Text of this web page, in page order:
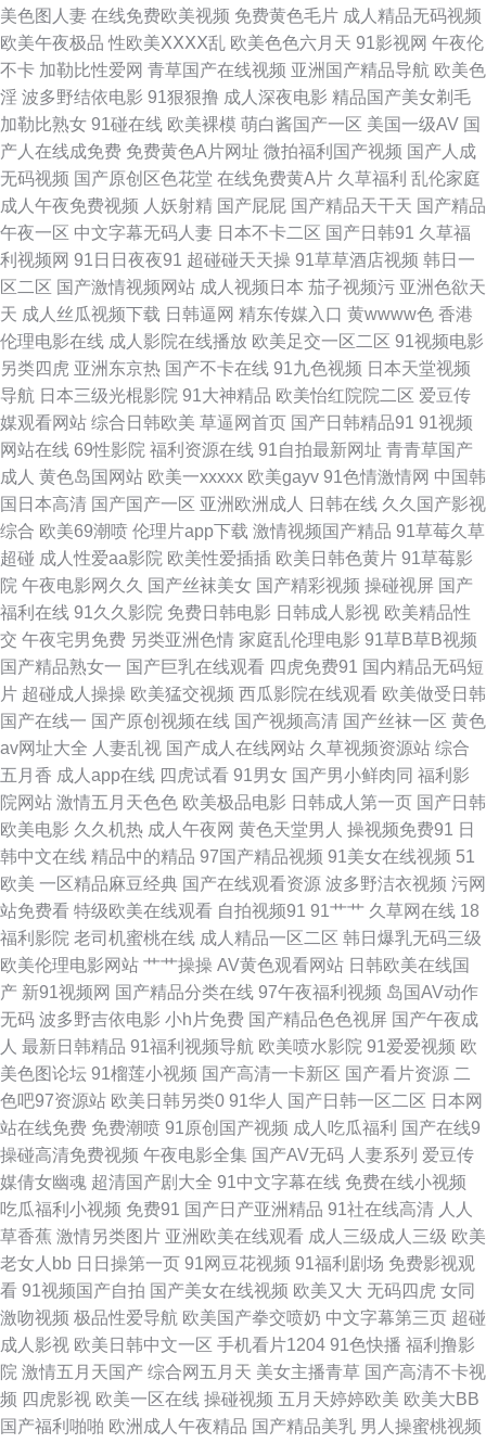
码视频 91自摸 69成人网站 日韩A级电影 久久草视频在线 A片网页 2026av在
线 熟女91网 伊人成人在线网 男人女人成人超碰 91视屏在线 含羞草porn 影
音先锋狼人干 国产99 美女超碰 加勒比宅男天堂 久久福利大香蕉 欧美人妖肛
交色情 国产第108页 久草福利在线新 午夜少妇影院 91性爱视频大全 先锋影
音女同 91粉色情人 97色色综合 超碰免费在线播放 久草国产在线视频 丝袜美
腿五月天 99热婷婷 成人日韩国产 黑丝露出高潮 日本乱论视频 亚洲国产无
AV码 91蜜桃黑人人妻 久草社区在线观看 欧美欧美 AV男人网光在线 韩国无
码H片 欧美日韩ab片 人人插人人乐 亚洲一本道在线 大香蕉伊人美色 欧亚av
久草资源网 久久草莓在线观看 亚洲欧美另类性爱 岛国片网址 久久精品一区
精品在线视频91 97骚资源 欧美日韩a 深夜老司机 91成年人观看 99热r 国产
不卡视频 日本黄网在线 AV午夜激情 激情肏屄网 日本老熟妇毛茸茸 91豆花
在线观看 91黑丝免费 蜜臀色网站 日本女人逼 日韩精品电影 www色色网址
91最新地址 九一桃色社区 五月激情爽片 超碰在线人人 欧美成人www 午夜
激情社区 韩国有码97 日本www视频 91爱爱网 豆花成人社区 福利视频合集
足交影院 wwwwww日本 国产第92页 五月缴激情网站 超碰人摸 黄色AV地址
青青草欧美第一页 91超碰资源 老司机福利社区 伊人久久青草伊人 亚洲福利
喷水 国产一区二区久久 五月花丁香网 女同自慰福利 少妇在线导航社区 加勒
比无码电影 天天干网址 亚洲最色网 91黄瓜视频下载 91黄蜜桃 人人摸人人
香蕉精品亚洲国产 91在线不卡 国产TV在线观看 九一一区 国产40页 日日夜
夜看毛片 国产亚洲一A 内射寂寞老女人 黄色链接在线观看 欧美地址一二三
无码人妖系列 91nav 国产自产91 日本韩国成人 超碰新地址 美女做爱视频久
久 色香淫视综合 91视频中文字幕 久久青草线蕉国产 在线色日本 国产AV线
上 丁香五月花福利 91色人妻 欧美风骚A片 WWW成人剧场 狠狠草2026 天堂
久久大香蕉 51无码视频 超碰91资源 国产久久区 色色五月婷婷天 av资源观
看 伦理片网址 91传媒在线看 欧美干b网 91黄色视频精品 国产色图专区 欧美
在线一二 91黄色网 豆花社区 韩日欧美好看剧 91熟女丝袜福利 韩日欧亚a级
亚洲国产二区 超碰高潮 先锋影音AV官网 91视频国产精品 韩日AV入 午夜三
美色图人妻 在线免费欧美视频 免费黄色毛片 成人精品无码视频
欧美午夜极品 性欧美ⅩⅩⅩⅩ乱 欧美色色六月天 91影视网 午夜伦
不卡 加勒比性爱网 青草国产在线视频 亚洲国产精品导航 欧美色
淫 波多野结依电影 91狠狠撸 成人深夜电影 精品国产美女剃毛
加勒比熟女 91碰在线 欧美裸模 萌白酱国产一区 美国一级AV 国
产人在线成免费 免费黄色A片网址 微拍福利国产视频 国产人成
无码视频 国产原创区色花堂 在线免费黄A片 久草福利 乱伦家庭
成人午夜免费视频 人妖射精 国产屁屁 国产精品天干天 国产精品
午夜一区 中文字幕无码人妻 日本不卡二区 国产日韩91 久草福
利视频网 91日日夜夜91 超碰碰天天操 91草草酒店视频 韩日一
区二区 国产激情视频网站 成人视频日本 茄子视频污 亚洲色欲天
天 成人丝瓜视频下载 日韩逼网 精东传媒入口 黄wwww色 香港
伦理电影在线 成人影院在线播放 欧美足交一区二区 91视频电影
另类四虎 亚洲东京热 国产不卡在线 91九色视频 日本天堂视频
导航 日本三级光棍影院 91大神精品 欧美怡红院院二区 爱豆传
媒观看网站 综合日韩欧美 草逼网首页 国产日韩精品91 91视频
网站在线 69性影院 福利资源在线 91自拍最新网址 青青草国产
成人 黄色岛国网站 欧美一xxxxx 欧美gayv 91色情激情网 中国韩
国日本高清 国产国产一区 亚洲欧洲成人 日韩在线 久久国产影视
综合 欧美69潮喷 伦理片app下载 激情视频国产精品 91草莓久草
超碰 成人性爱aa影院 欧美性爱插插 欧美日韩色黄片 91草莓影
院 午夜电影网久久 国产丝袜美女 国产精彩视频 操碰视屏 国产
福利在线 91久久影院 免费日韩电影 日韩成人影视 欧美精品性
交 午夜宅男免费 另类亚洲色情 家庭乱伦理电影 91草B草B视频
国产精品熟女一 国产巨乳在线观看 四虎免费91 国内精品无码短
片 超碰成人操操 欧美猛交视频 西瓜影院在线观看 欧美做受日韩
国产在线一 国产原创视频在线 国产视频高清 国产丝袜一区 黄色
av网址大全 人妻乱视 国产成人在线网站 久草视频资源站 综合
五月香 成人app在线 四虎试看 91男女 国产男小鲜肉同 福利影
院网站 激情五月天色色 欧美极品电影 日韩成人第一页 国产日韩
欧美电影 久久机热 成人午夜网 黄色天堂男人 操视频免费91 日
韩中文在线 精品中的精品 97国产精品视频 91美女在线视频 51
欧美 一区精品麻豆经典 国产在线观看资源 波多野洁衣视频 污网
站免费看 特级欧美在线观看 自拍视频91 91艹艹 久草网在线 18
福利影院 老司机蜜桃在线 成人精品一区二区 韩日爆乳无码三级
欧美伦理电影网站 艹艹操操 AV黄色观看网站 日韩欧美在线国
产 新91视频网 国产精品分类在线 97午夜福利视频 岛国AV动作
无码 波多野吉依电影 小h片免费 国产精品色色视屏 国产午夜成
人 最新日韩精品 91福利视频导航 欧美喷水影院 91爱爱视频 欧
美色图论坛 91榴莲小视频 国产高清一卡新区 国产看片资源 二
色吧97资源站 欧美日韩另类0 91华人 国产日韩一区二区 日本网
站在线免费 免费潮喷 91原创国产视频 成人吃瓜福利 国产在线9
操碰高清免费视频 午夜电影全集 国产AV无码 人妻系列 爱豆传
媒倩女幽魂 超清国产剧大全 91中文字幕在线 免费在线小视频
吃瓜福利小视频 免费91 国产日产亚洲精品 91社在线高清 人人
草香蕉 激情另类图片 亚洲欧美在线观看 成人三级成人三级 欧美
老女人bb 日日操第一页 91网豆花视频 91福利剧场 免费影视观
看 91视频国产自拍 国产美女在线视频 欧美又大 无码四虎 女同
激吻视频 极品性爱导航 欧美国产拳交喷奶 中文字幕第三页 超碰
成人影视 欧美日韩中文一区 手机看片1204 91色快播 福利撸影
院 激情五月天国产 综合网五月天 美女主播青草 国产高清不卡视
频 四虎影视 欧美一区在线 操碰视频 五月天婷婷欧美 欧美大BB
国产福利啪啪 欧洲成人午夜精品 国产精品美乳 男人操蜜桃视频